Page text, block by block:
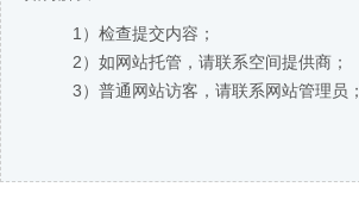
1）检查提交内容；
2）如网站托管，请联系空间提供商；
3）普通网站访客，请联系网站管理员；